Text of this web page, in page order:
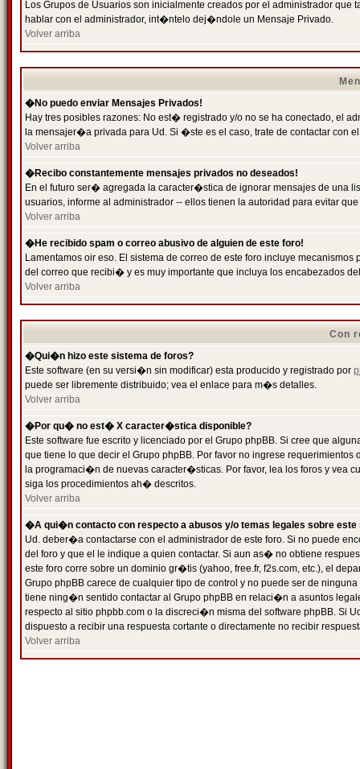
Los Grupos de Usuarios son inicialmente creados por el administrador
hablar con el administrador, int�ntelo dej�ndole un Mensaje Privado.
Volver arriba
�No puedo enviar Mensajes Privados!
Hay tres posibles razones: No est� registrado y/o no se ha conectado, el
la mensajer�a privada para Ud. Si �ste es el caso, trate de contactar con
Volver arriba
�Recibo constantemente mensajes privados no deseados!
En el futuro ser� agregada la caracter�stica de ignorar mensajes de una
usuarios, informe al administrador -- ellos tienen la autoridad para evitar
Volver arriba
�He recibido spam o correo abusivo de alguien de este foro!
Lamentamos oir eso. El sistema de correo de este foro incluye
del correo que recibi� y es muy importante que incluya los encabezados
Volver arriba
Con
�Qui�n hizo este sistema de foros?
Este software (en su versi�n sin modificar) esta producido y registrado por
puede ser libremente distribuido; vea el enlace para m�s detalles.
Volver arriba
�Por qu� no est� X caracter�stica disponible?
Este software fue escrito y licenciado por el Grupo phpBB. Si cree que
que tiene lo que decir el Grupo phpBB. Por favor no ingrese
la programaci�n de nuevas caracter�sticas. Por favor, lea los foros y vea
siga los procedimientos ah� descritos.
Volver arriba
�A qui�n contacto con respecto a abusos y/o temas legales sobre este
Ud. deber�a contactarse con el administrador de este foro. Si no puede
del foro y que el le indique a quien contactar. Si aun as� no obtiene
este foro corre sobre un dominio gr�tis (yahoo, free.fr, f2s.com, etc.), el
Grupo phpBB carece de cualquier tipo de control y no puede ser de
tiene ning�n sentido contactar al Grupo phpBB en relaci�n a asuntos
respecto al sitio phpbb.com o la discreci�n misma del software phpBB. Si
dispuesto a recibir una respuesta cortante o directamente no recibir
Volver arriba